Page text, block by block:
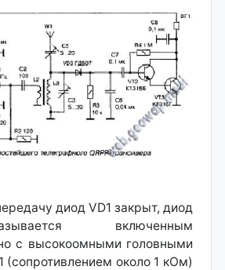
диод VD1 закрыт, диод
включенным
с высокоомными головными
(сопротивлением около 1 кОм)